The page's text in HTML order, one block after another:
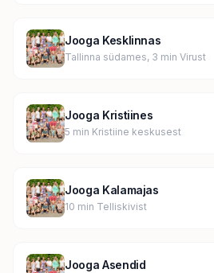
Jooga Kesklinnas
Tallinna südames, 3 min Virust
Jooga Kristiines
5 min Kristiine keskusest
Jooga Kalamajas
10 min Telliskivist
Jooga Asendid